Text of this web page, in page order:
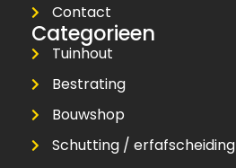
Contact
Categorieen
Tuinhout
Bestrating
Bouwshop
Schutting / erfafscheiding